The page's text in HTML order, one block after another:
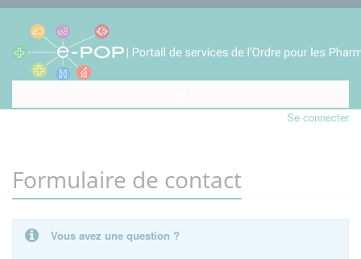
Se connecter
Formulaire de contact
Vous avez une question ?